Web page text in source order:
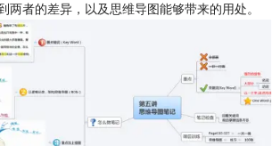
两者的差异，以及思维导图能够带来的用处。